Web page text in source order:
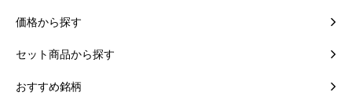
価格から探す
セット商品から探す
おすすめ銘柄